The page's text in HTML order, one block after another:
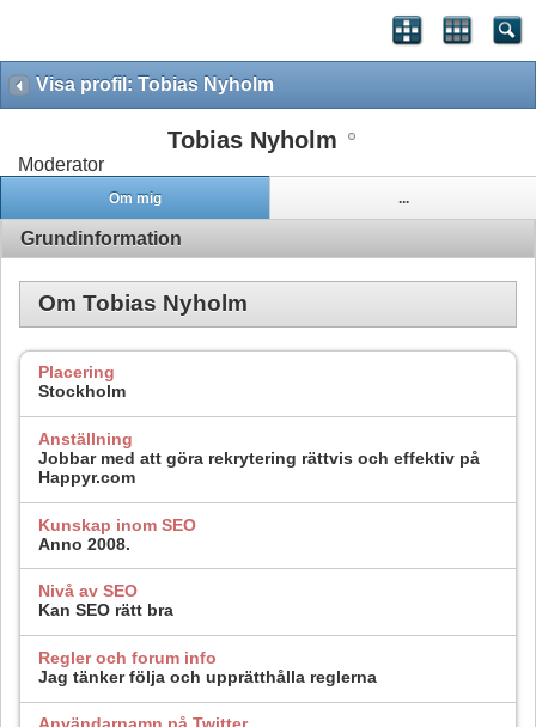
Visa profil: Tobias Nyholm
Tobias Nyholm
Moderator
Om mig ...
Grundinformation
Om Tobias Nyholm
Placering
Stockholm
Anställning
Jobbar med att göra rekrytering rättvis och effektiv på
Happyr.com
Kunskap inom SEO
Anno 2008.
Nivå av SEO
Kan SEO rätt bra
Regler och forum info
Jag tänker följa och upprätthålla reglerna